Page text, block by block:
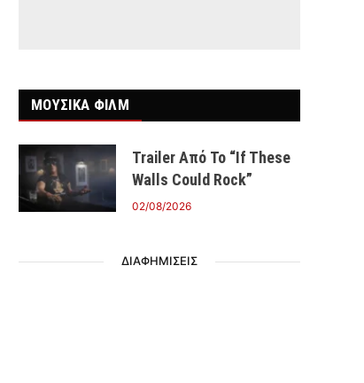
ΜΟΥΣΙΚΑ ΦΙΛΜ
Trailer Από Το “If These
Walls Could Rock”
02/08/2026
ΔΙΑΦΗΜΙΣΕΙΣ